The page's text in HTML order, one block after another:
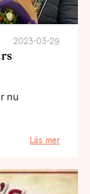
2023-03-29
nu
Läs mer